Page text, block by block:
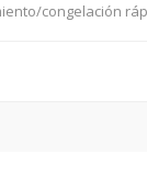
congelación